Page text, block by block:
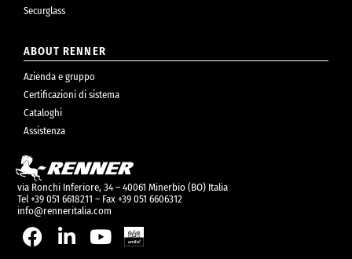
Securglass
ABOUT RENNER
Azienda e gruppo
Certificazioni di sistema
Cataloghi
Assistenza
via Ronchi Inferiore, 34 – 40061 Minerbio (BO) Italia
Tel +39 051 6618211 – Fax +39 051 6606312
info@renneritalia.com